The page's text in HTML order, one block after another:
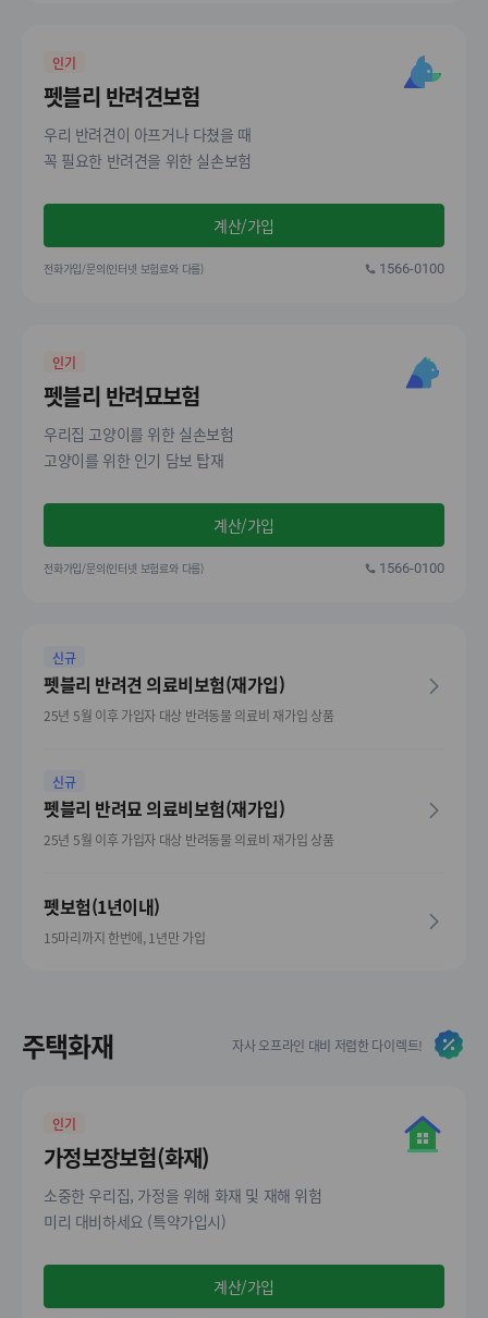
인기
펫블리 반려견보험
우리 반려견이 아프거나 다쳤을 때
꼭 필요한 반려견을 위한 실손보험
계산/가입
전화가입/문의(인터넷 보험료와 다름) 1566-0100
인기
펫블리 반려묘보험
우리집 고양이를 위한 실손보험
고양이를 위한 인기 담보 탑재
계산/가입
전화가입/문의(인터넷 보험료와 다름) 1566-0100
신규
펫블리 반려견 의료비보험(재가입)
25년 5월 이후 가입자 대상 반려동물 의료비 재가입 상품
신규
펫블리 반려묘 의료비보험(재가입)
25년 5월 이후 가입자 대상 반려동물 의료비 재가입 상품
펫보험(1년이내)
15마리까지 한번에, 1년만 가입
주택화재 자사 오프라인 대비 저렴한 다이렉트!
인기
가정보장보험(화재)
소중한 우리집, 가정을 위해 화재 및 재해 위험
미리 대비하세요 (특약가입시)
계산/가입